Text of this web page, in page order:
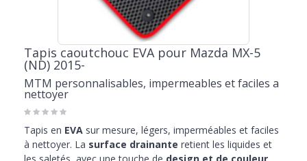
Tapis caoutchouc EVA pour Mazda MX-5
(ND) 2015-
MTM personnalisables, impermeables et faciles a
nettoyer
Tapis en EVA sur mesure, légers, imperméables et faciles
à nettoyer. La surface drainante retient les liquides et